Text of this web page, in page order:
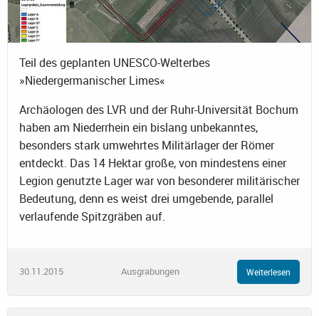
Teil des geplanten UNESCO-Welterbes
»Niedergermanischer Limes«
Archäologen des LVR und der Ruhr-Universität Bochum
haben am Niederrhein ein bislang unbekanntes,
besonders stark umwehrtes Militärlager der Römer
entdeckt. Das 14 Hektar große, von mindestens einer
Legion genutzte Lager war von besonderer militärischer
Bedeutung, denn es weist drei umgebende, parallel
verlaufende Spitzgräben auf.
30.11.2015 Ausgrabungen Weiterlesen